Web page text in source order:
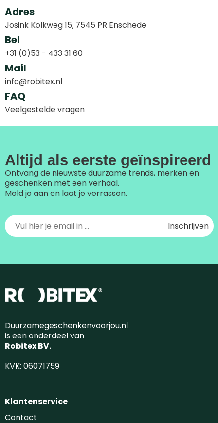
Adres
Josink Kolkweg 15, 7545 PR Enschede
Bel
+31 (0)53 - 433 31 60
Mail
info@robitex.nl
FAQ
Veelgestelde vragen
Altijd als eerste geïnspireerd
Ontvang de nieuwste duurzame trends, merken en
geschenken met een verhaal.
Meld je aan en laat je verrassen.
Duurzamegeschenkenvoorjou.nl
is een onderdeel van
Robitex BV.
KVK: 06071759
Klantenservice
Contact